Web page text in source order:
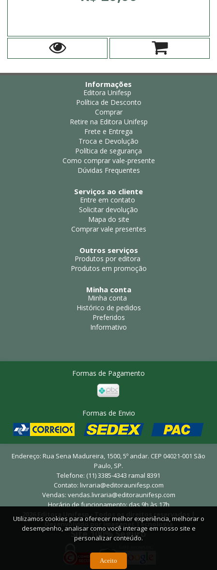
Utilizamos cookies para oferecer melhor experiência, melhorar o
desempenho, analisar como você interage em nosso site e
personalizar conteúdo.
Aceito
Informações
Editora Unifesp
Política de Desconto
Comprar
Retire na Editora Unifesp
Frete e Entrega
Troca e Devolução
Política de segurança
Como comprar vale-presente
Dúvidas Frequentes
Serviços ao cliente
Entre em contato
Solicitar devolução
Mapa do site
Comprar vale presentes
Outros serviços
Produtos por editora
Produtos em promoção
Minha conta
Minha conta
Histórico de pedidos
Preferidos
Informativo
Formas de Pagamento
Formas de Envio
Endereço: Rua Sena Madureira, 1500, 5º andar. CEP 04021-001 São
Paulo, SP.
Telefone: (11) 3385-4343 ramal 8391
Contato: livraria@editoraunifesp.com
Vendas: vendas.livraria@editoraunifesp.com
Horário de funcionamento: das 9h às 17h
2026 Editora Unifesp - Todos os direitos reservados |
Desenvolvido por Imagenet Tecnologia
Site 100% Seguro